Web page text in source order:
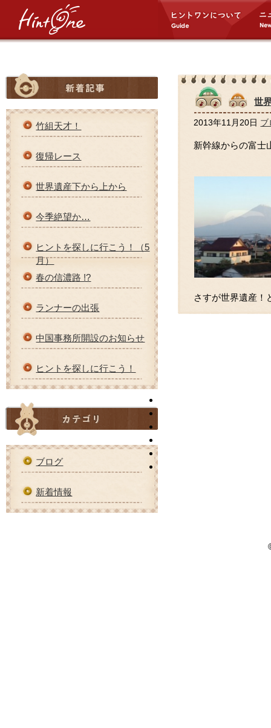
竹組天才！
復帰レース
世界遺産下から上から
今季絶望か…
ヒントを探しに行こう！（5
月）
春の信濃路 !?
ランナーの出張
中国事務所開設のお知らせ
ヒントを探しに行こう！
ブログ
新着情報
世
2013年11月20日 ブ
新幹線からの富
さすが世界遺産！